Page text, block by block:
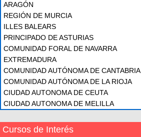
ARAGÓN
REGIÓN DE MURCIA
ILLES BALEARS
PRINCIPADO DE ASTURIAS
COMUNIDAD FORAL DE NAVARRA
EXTREMADURA
COMUNIDAD AUTÓNOMA DE CANTABRIA
COMUNIDAD AUTÓNOMA DE LA RIOJA
CIUDAD AUTONOMA DE CEUTA
CIUDAD AUTONOMA DE MELILLA
Cursos de Interés